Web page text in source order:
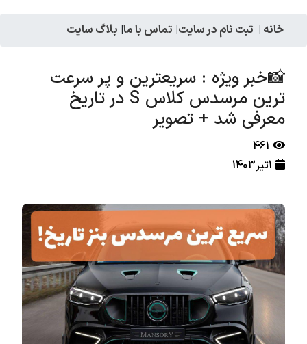
خانه | ثبت نام در سایت| تماس با ما| بلاگ سایت
📸خبر ویژه : سریعترین و پر سرعت
ترین مرسدس کلاس S در تاریخ
معرفی شد + تصویر
461
1تیر1403